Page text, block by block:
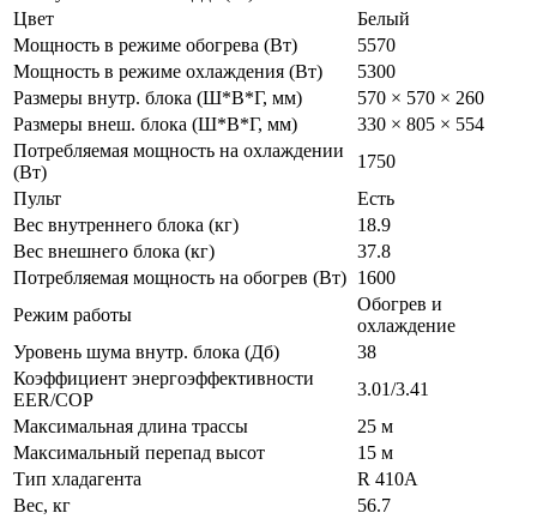
Цвет
Белый
Мощность в режиме обогрева (Вт)
5570
Мощность в режиме охлаждения (Вт)
5300
Размеры внутр. блока (Ш*В*Г, мм)
570 × 570 × 260
Размеры внеш. блока (Ш*В*Г, мм)
330 × 805 × 554
Потребляемая мощность на охлаждении
(Вт)
1750
Пульт
Есть
Вес внутреннего блока (кг)
18.9
Вес внешнего блока (кг)
37.8
Потребляемая мощность на обогрев (Вт) 1600
Режим работы
Обогрев и
охлаждение
Уровень шума внутр. блока (Дб)
38
Коэффициент энергоэффективности
EER/COP
3.01/3.41
Максимальная длина трассы
25 м
Максимальный перепад высот
15 м
Тип хладагента
R 410A
Вес, кг
56.7